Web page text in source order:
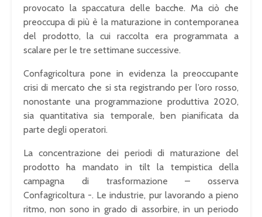
provocato la spaccatura delle bacche. Ma ciò che
preoccupa di più è la maturazione in contemporanea
del prodotto, la cui raccolta era programmata a
scalare per le tre settimane successive.
Confagricoltura pone in evidenza la preoccupante
crisi di mercato che si sta registrando per l’oro rosso,
nonostante una programmazione produttiva 2020,
sia quantitativa sia temporale, ben pianificata da
parte degli operatori.
La concentrazione dei periodi di maturazione del
prodotto ha mandato in tilt la tempistica della
campagna di trasformazione – osserva
Confagricoltura -. Le industrie, pur lavorando a pieno
ritmo, non sono in grado di assorbire, in un periodo